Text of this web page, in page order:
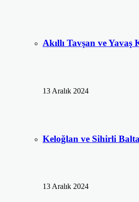
Akıllı Tavşan ve Yavaş
13 Aralık 2024
Keloğlan ve Sihirli Balta
13 Aralık 2024